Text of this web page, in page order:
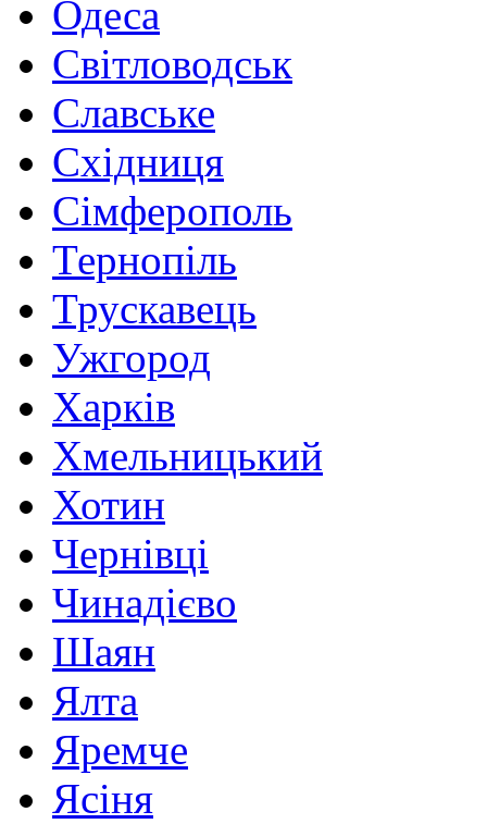
Одеса
Світловодськ
Славське
Східниця
Сімферополь
Тернопіль
Трускавець
Ужгород
Харків
Хмельницький
Хотин
Чернівці
Чинадієво
Шаян
Ялта
Яремче
Ясіня